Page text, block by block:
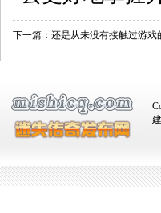
下一篇： 还是从来没有接触过游戏